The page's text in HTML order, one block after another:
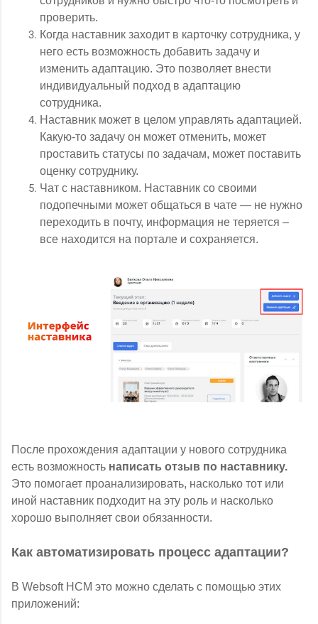
проверить.
Когда наставник заходит в карточку сотрудника, у
него есть возможность добавить задачу и
изменить адаптацию. Это позволяет внести
индивидуальный подход в адаптацию
сотрудника.
Наставник может в целом управлять адаптацией.
Какую-то задачу он может отменить, может
проставить статусы по задачам, может поставить
оценку сотруднику.
Чат с наставником. Наставник со своими
подопечными может общаться в чате — не нужно
переходить в почту, информация не теряется –
все находится на портале и сохраняется.
После прохождения адаптации у нового сотрудника
есть возможность написать отзыв по наставнику.
Это помогает проанализировать, насколько тот или
иной наставник подходит на эту роль и насколько
хорошо выполняет свои обязанности.
Как автоматизировать процесс адаптации?
В Websoft HCM это можно сделать с помощью этих
приложений: